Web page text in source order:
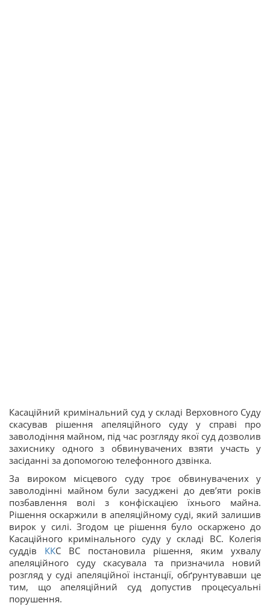
Касаційний кримінальний суд у складі Верховного Суду
скасував рішення апеляційного суду у справі про
заволодіння майном, під час розгляду якої суд дозволив
захиснику одного з обвинувачених взяти участь у
засіданні за допомогою телефонного дзвінка.
За вироком місцевого суду троє обвинувачених у
заволодінні майном були засуджені до дев’яти років
позбавлення волі з конфіскацією їхнього майна.
Рішення оскаржили в апеляційному суді, який залишив
вирок у силі. Згодом це рішення було оскаржено до
Касаційного кримінального суду у складі ВС. Колегія
суддів ККС ВС постановила рішення, яким ухвалу
апеляційного суду скасувала та призначила новий
розгляд у суді апеляційної інстанції, обґрунтувавши це
тим, що апеляційний суд допустив процесуальні
порушення.